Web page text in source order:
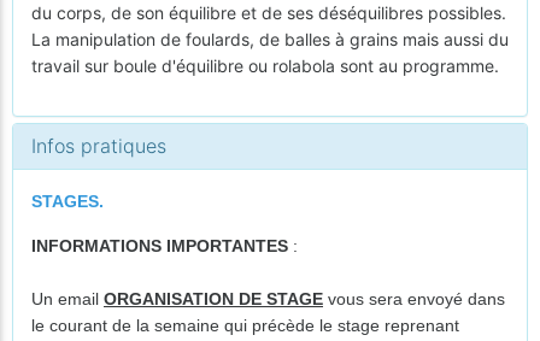
du corps, de son équilibre et de ses déséquilibres possibles.
La manipulation de foulards, de balles à grains mais aussi du
travail sur boule d'équilibre ou rolabola sont au programme.
Infos pratiques
STAGES.
INFORMATIONS IMPORTANTES :
Un email ORGANISATION DE STAGE vous sera envoyé dans
le courant de la semaine qui précède le stage reprenant